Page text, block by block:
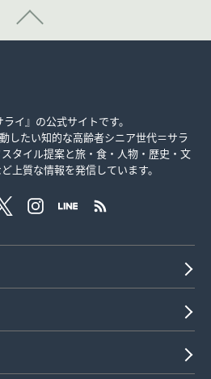
イ』の公式サイトです。
したい知的な高齢者シニア世代＝サラ
タイル提案と旅・食・人物・歴史・文
上質な情報を発信しています。